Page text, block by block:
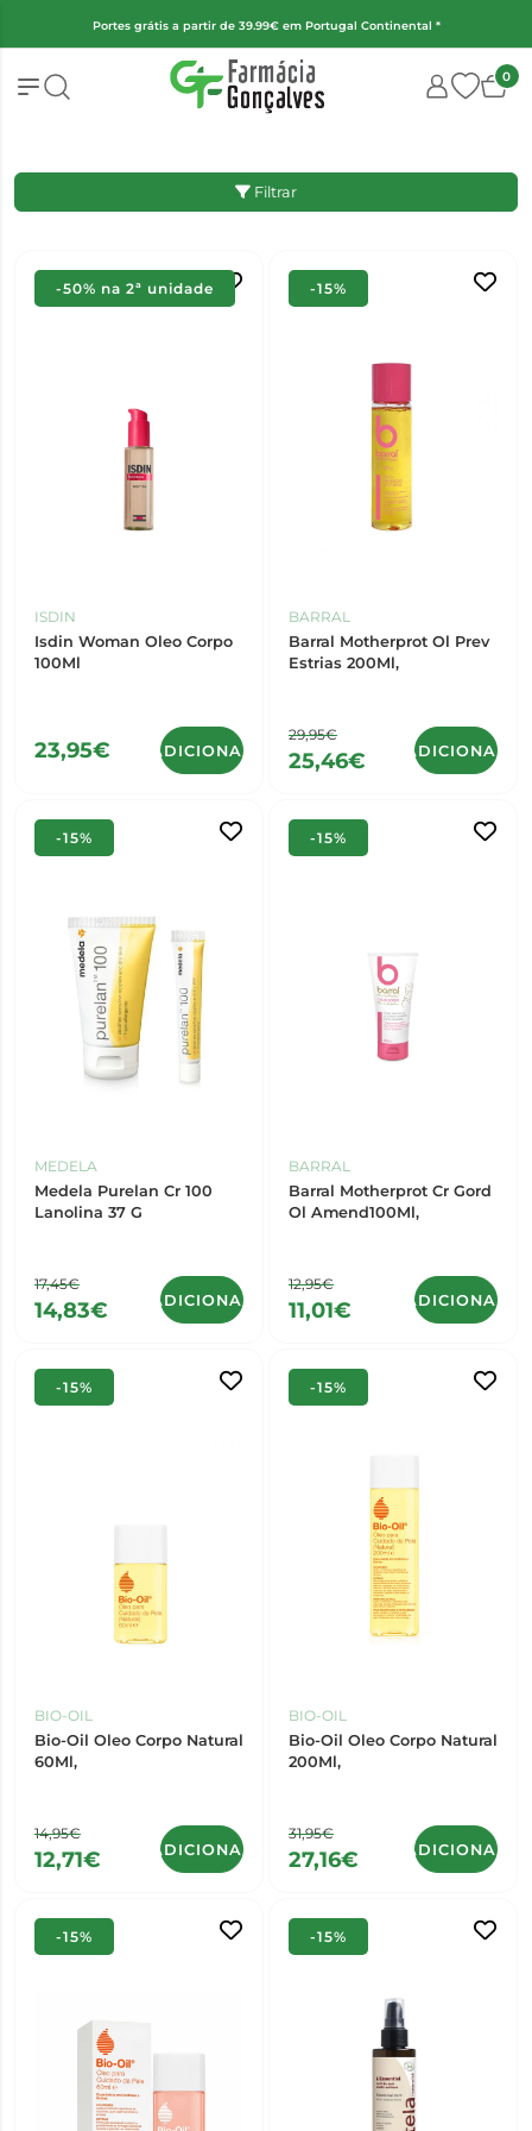
Portes grátis a partir de 39.99€ em Portugal Continental *
0
Filtrar
-50% na 2ª unidade
ISDIN
Isdin Woman Oleo Corpo
100Ml
23,95€ ADICIONAR
-15%
BARRAL
Barral Motherprot Ol Prev
Estrias 200Ml,
29,95€
25,46€ ADICIONAR
-15%
MEDELA
Medela Purelan Cr 100
Lanolina 37 G
17,45€
14,83€ ADICIONAR
-15%
BARRAL
Barral Motherprot Cr Gord
Ol Amend100Ml,
12,95€
11,01€ ADICIONAR
-15%
BIO-OIL
Bio-Oil Oleo Corpo Natural
60Ml,
14,95€
12,71€ ADICIONAR
-15%
BIO-OIL
Bio-Oil Oleo Corpo Natural
200Ml,
31,95€
27,16€ ADICIONAR
-15% -15%